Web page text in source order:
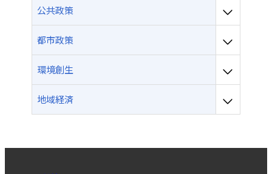
公共政策
都市政策
環境創生
地域経済